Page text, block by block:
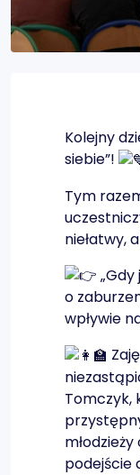
Kolejny
siebie”!
Tym
niełatwy,
o
wpływie
Tomczyk,
podejście